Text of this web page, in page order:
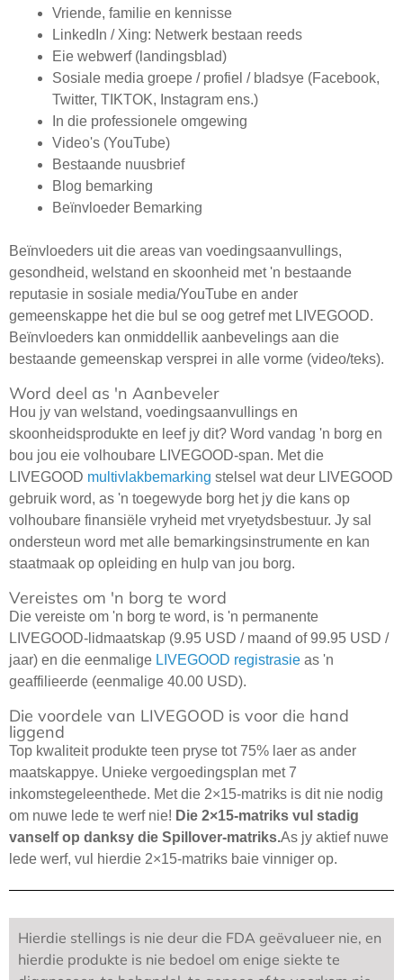
Vriende, familie en kennisse
LinkedIn / Xing: Netwerk bestaan reeds
Eie webwerf (landingsblad)
Sosiale media groepe / profiel / bladsye (Facebook,
Twitter, TIKTOK, Instagram ens.)
In die professionele omgewing
Video's (YouTube)
Bestaande nuusbrief
Blog bemarking
Beïnvloeder Bemarking
Beïnvloeders uit die areas van voedingsaanvullings,
gesondheid, welstand en skoonheid met 'n bestaande
reputasie in sosiale media/YouTube en ander
gemeenskappe het die bul se oog getref met LIVEGOOD.
Beïnvloeders kan onmiddellik aanbevelings aan die
bestaande gemeenskap versprei in alle vorme (video/teks).
Word deel as 'n Aanbeveler
Hou jy van welstand, voedingsaanvullings en
skoonheidsprodukte en leef jy dit? Word vandag 'n borg en
bou jou eie volhoubare LIVEGOOD-span. Met die
LIVEGOOD multivlakbemarking stelsel wat deur LIVEGOOD
gebruik word, as 'n toegewyde borg het jy die kans op
volhoubare finansiële vryheid met vryetydsbestuur. Jy sal
ondersteun word met alle bemarkingsinstrumente en kan
staatmaak op opleiding en hulp van jou borg.
Vereistes om 'n borg te word
Die vereiste om 'n borg te word, is 'n permanente
LIVEGOOD-lidmaatskap (9.95 USD / maand of 99.95 USD /
jaar) en die eenmalige LIVEGOOD registrasie as 'n
geaffilieerde (eenmalige 40.00 USD).
Die voordele van LIVEGOOD is voor die hand
liggend
Top kwaliteit produkte teen pryse tot 75% laer as ander
maatskappye. Unieke vergoedingsplan met 7
inkomstegeleenthede. Met die 2×15-matriks is dit nie nodig
om nuwe lede te werf nie! Die 2×15-matriks vul stadig
vanself op danksy die Spillover-matriks.As jy aktief nuwe
lede werf, vul hierdie 2×15-matriks baie vinniger op.
Hierdie stellings is nie deur die FDA geëvalueer nie, en
hierdie produkte is nie bedoel om enige siekte te